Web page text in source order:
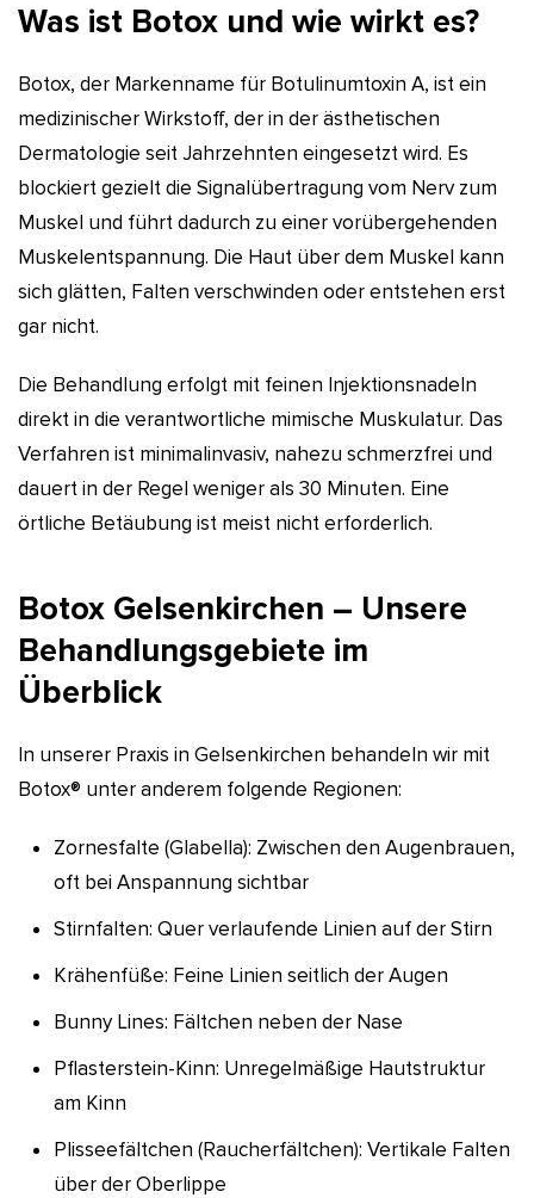
Was ist Botox und wie wirkt es?
Botox, der Markenname für Botulinumtoxin A, ist ein
medizinischer Wirkstoff, der in der ästhetischen
Dermatologie seit Jahrzehnten eingesetzt wird. Es
blockiert gezielt die Signalübertragung vom Nerv zum
Muskel und führt dadurch zu einer vorübergehenden
Muskelentspannung. Die Haut über dem Muskel kann
sich glätten, Falten verschwinden oder entstehen erst
gar nicht.
Die Behandlung erfolgt mit feinen Injektionsnadeln
direkt in die verantwortliche mimische Muskulatur. Das
Verfahren ist minimalinvasiv, nahezu schmerzfrei und
dauert in der Regel weniger als 30 Minuten. Eine
örtliche Betäubung ist meist nicht erforderlich.
Botox Gelsenkirchen – Unsere
Behandlungsgebiete im
Überblick
In unserer Praxis in Gelsenkirchen behandeln wir mit
Botox® unter anderem folgende Regionen:
Zornesfalte (Glabella): Zwischen den Augenbrauen,
oft bei Anspannung sichtbar
Stirnfalten: Quer verlaufende Linien auf der Stirn
Krähenfüße: Feine Linien seitlich der Augen
Bunny Lines: Fältchen neben der Nase
Pflasterstein-Kinn: Unregelmäßige Hautstruktur
am Kinn
Plisseefältchen (Raucherfältchen): Vertikale Falten
über der Oberlippe